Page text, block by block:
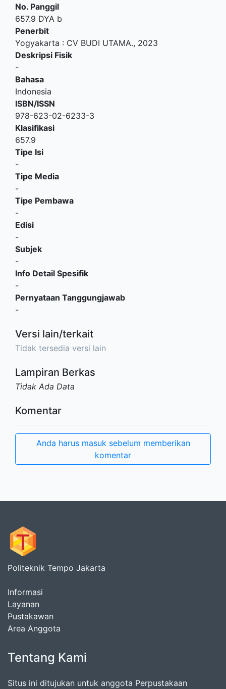
No. Panggil
657.9 DYA b
Penerbit
Yogyakarta : CV BUDI UTAMA., 2023
Deskripsi Fisik
-
Bahasa
Indonesia
ISBN/ISSN
978-623-02-6233-3
Klasifikasi
657.9
Tipe Isi
-
Tipe Media
-
Tipe Pembawa
-
Edisi
-
Subjek
-
Info Detail Spesifik
-
Pernyataan Tanggungjawab
-
Versi lain/terkait
Tidak tersedia versi lain
Lampiran Berkas
Tidak Ada Data
Komentar
Anda harus masuk sebelum memberikan
komentar
Politeknik Tempo Jakarta
Informasi
Layanan
Pustakawan
Area Anggota
Tentang Kami
Situs ini ditujukan untuk anggota Perpustakaan